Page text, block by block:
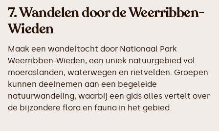
7.Wandelen door de Weerribben-
Wieden
Maak een wandeltocht door Nationaal Park
Weerribben-Wieden, een uniek natuurgebied vol
moeraslanden, waterwegen en rietvelden. Groepen
kunnen deelnemen aan een begeleide
natuurwandeling, waarbij een gids alles vertelt over
de bijzondere flora en fauna in het gebied.